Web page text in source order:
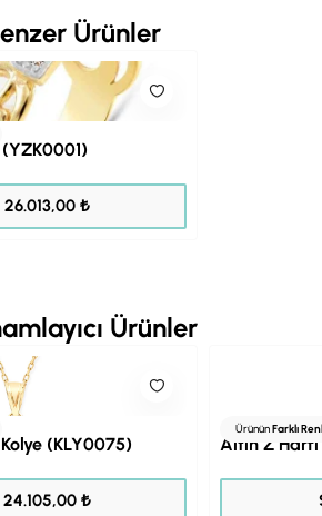
Ürünler
₺
Ürünler
(KLY0075)
₺
ÜrününFarklı
Altın Z Harfi